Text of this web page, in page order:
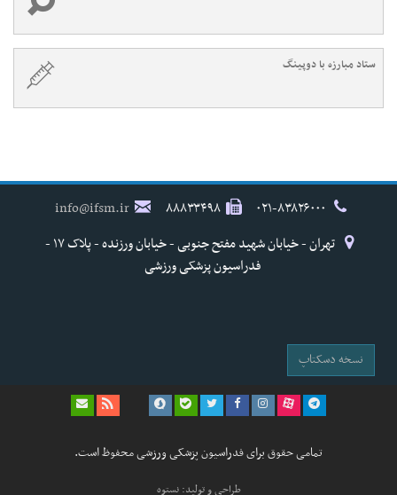
ستاد مبارزه با دوپینگ
۸۸۸۳۳۴۹۸
info@ifsm.ir
تهران - خیابان شهید مفتح جنوبی - خیابان ورزنده - پلاک ۱۷ -
فدراسیون پزشکی ورزشی
نسخه دسکتاپ
تمامی حقوق برای فدراسیون پزشکی ورزشی محفوظ است.
طراحی و تولید: نستوه